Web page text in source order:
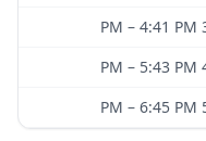
– 4:41 PM
– 5:43 PM
– 6:45 PM